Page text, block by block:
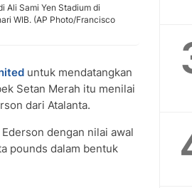
Ali Sami Yen Stadium di
WIB. (AP Photo/Francisco
untuk mendatangkan
Setan Merah itu menilai
dari Atalanta.
dengan nilai awal
pounds dalam bentuk